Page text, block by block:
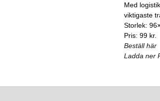
Med
viktigaste
Storlek:
Pris: 99 kr.
Beställ här
Ladda ner